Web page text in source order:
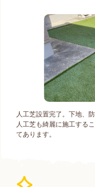
人工芝設置完了。下地、
人工芝も綺麗に施工する
てあります。